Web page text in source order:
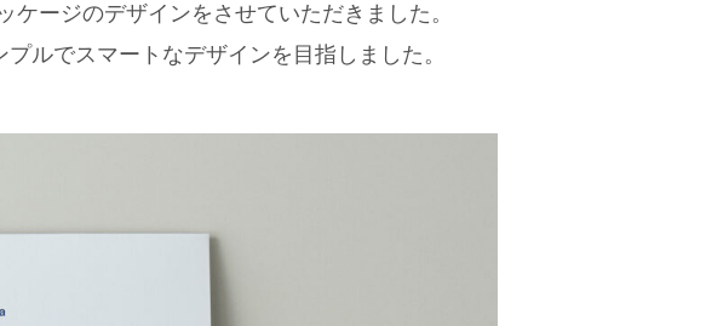
ージのデザインをさせていただきました。
ルでスマートなデザインを目指しました。